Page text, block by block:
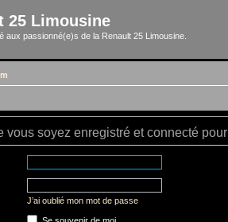
25 Limousine
aux passionné(e)s de la Renault 25 Limousine.
vous soyez enregistré et connecté
J’ai oublié mon mot de passe
Se souvenir de moi